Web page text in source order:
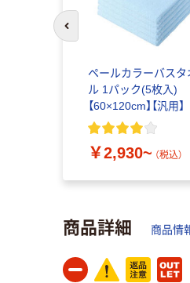
ペールカラーバスタ
ル 1パック(5枚入)
【60×120cm】【汎用】
￥2,930~ （税込）
前のスライドへ
商品詳細 商品情